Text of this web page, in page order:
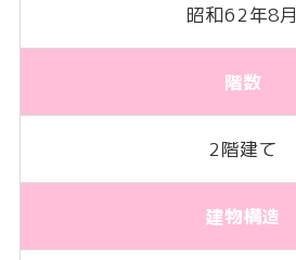
昭和62年8月
階数
2階建て
建物構造